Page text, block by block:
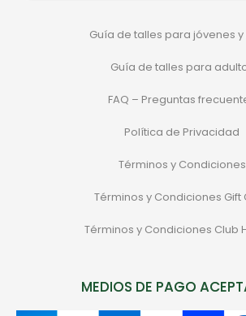
Guía de talles para jóvenes y
Guía de talles para
FAQ – Preguntas
Política de Privacidad
Términos y Condiciones
Términos y Condiciones Gift
Términos y Condiciones Club
MEDIOS DE PAGO